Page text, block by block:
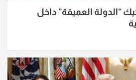
“الدولة العميقة” داخل